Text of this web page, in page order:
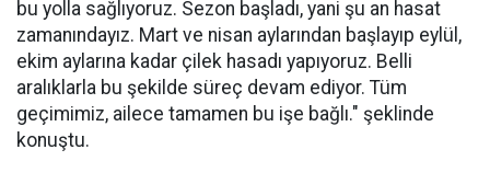
bu yolla sağlıyoruz. Sezon başladı, yani şu an hasat
zamanındayız. Mart ve nisan aylarından başlayıp eylül,
ekim aylarına kadar çilek hasadı yapıyoruz. Belli
aralıklarla bu şekilde süreç devam ediyor. Tüm
geçimimiz, ailece tamamen bu işe bağlı." şeklinde
konuştu.